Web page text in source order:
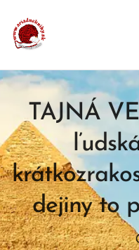
TAJNÁ
dejiny to